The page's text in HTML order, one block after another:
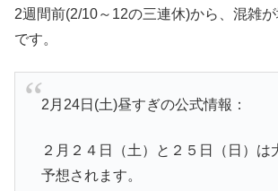
2週間前(2/10～12の三連休)から、混雑
です。
2月24日(土)昼すぎの公式情報：
２月２４日（土）と２５日（日）は
予想されます。